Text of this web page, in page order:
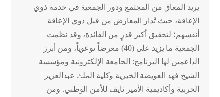
يريد المعاق من المجتمع ودور الجمعية في خدمة ذوي
الإعاقة، حيث تُدار المعارض من قبل ذوي الإعاقة
أنفسهم؛ لتحقيق أكبر قدرٍ من الفائدة، وقد نظمت
الجمعية ما يزيد على (40) معرضاً توعوياً، ومن أبرز
الداعمين لها البرنامج: الجامعة الإلكترونية ومؤسسة
الشيخ فهد العويضة الخيرية وكلية الملك عبدالعزيز
الحربية وأكاديمية الأمير نايف للأمن الوطني. ومن